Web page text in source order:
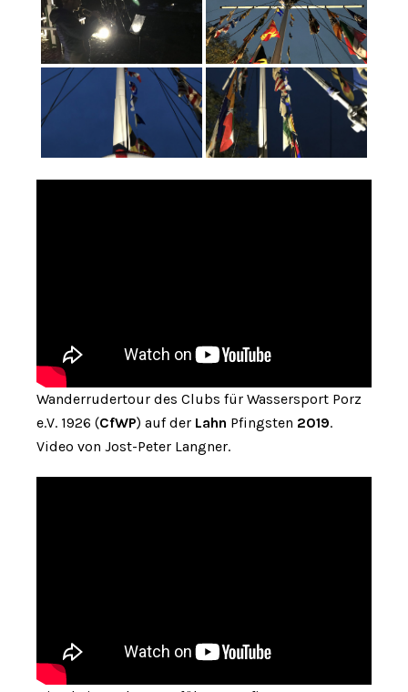
Wanderrudertour des Clubs für Wassersport Porz
e.V. 1926 (CfWP) auf der Lahn Pfingsten 2019.
Video von Jost-Peter Langner.